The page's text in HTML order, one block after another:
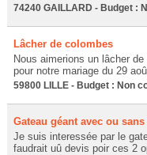
74240 GAILLARD - Budget :
Lâcher de colombes
Nous aimerions un lâcher
pour notre mariage du 29
59800 LILLE - Budget : Non
Gateau géant avec ou
Je suis interessée par le
faudrait uû devis poir ces 2